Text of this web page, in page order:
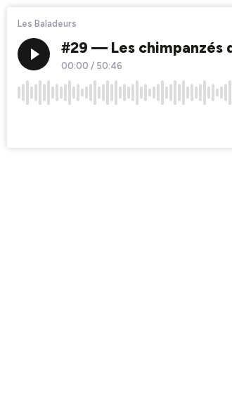
Les Baladeurs
#29 — Les chimpanzés
00:00 / 50:46